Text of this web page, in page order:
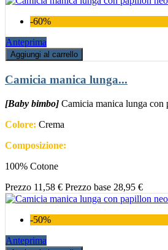
-60%
Anteprima
Aggiungi al carrello
Camicia manica lunga...
[Baby bimbo] Camicia manica lunga con
Colore: Crema
Composizione:
100% Cotone
Prezzo 11,58 € Prezzo base 28,95 €
-50%
Anteprima